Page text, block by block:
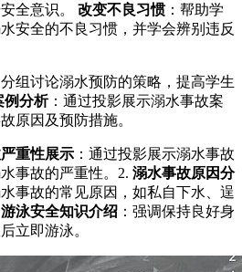
全意识。 改变不良习惯：帮助学
安全的不良习惯，并学会辨别违反
组讨论溺水预防的策略，提高学生
例分析：通过投影展示溺水事故案
原因及预防措施。
重性展示 ：通过投影展示溺水事故
事故的严重性。2. 溺水事故原因分
事故的常见原因，如私自下水、逞
游泳安全知识介绍 ：强调保持良好身
立即游泳。